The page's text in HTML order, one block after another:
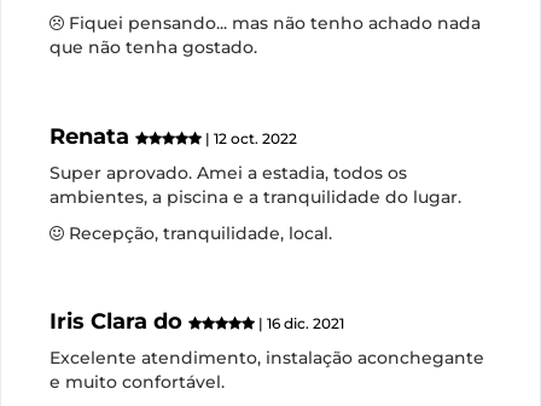
Fiquei pensando... mas não tenho achado nada
que não tenha gostado.
Renata | 12 oct. 2022
Super aprovado. Amei a estadia, todos os
ambientes, a piscina e a tranquilidade do lugar.
Recepção, tranquilidade, local.
Iris Clara do | 16 dic. 2021
Excelente atendimento, instalação aconchegante
e muito confortável.